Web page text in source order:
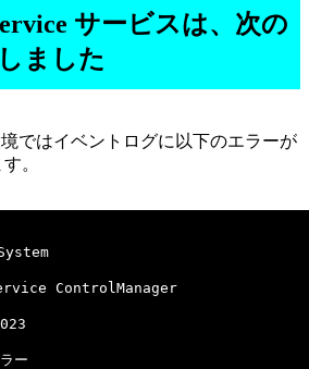
サービスは、次の
ました
境ではイベントログに以下のエラーが
。